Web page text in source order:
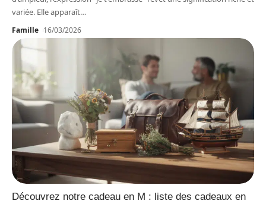
variée. Elle apparaît…
Famille 16/03/2026
Découvrez notre cadeau en M : liste des cadeaux en